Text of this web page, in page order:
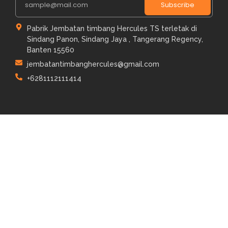
Subscribe
Pabrik Jembatan timbang Hercules TS terletak di
Sindang Panon, Sindang Jaya , Tangerang Regency,
Banten 15560
jembatantimbanghercules@gmail.com
+6281112111414